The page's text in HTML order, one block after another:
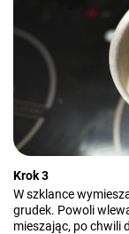
Krok 3
W szklance
grudek. Powoli
mieszając, po chwili